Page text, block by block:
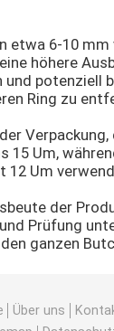
etwa 6-10
höhere
und potenziell
Ring zu
15 Um,
Um
der
Prüfung
ganzen
Über uns